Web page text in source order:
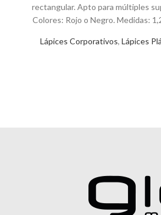
Lápices Corporativos, Lápices
rectangular. Apto para múltiples
Colores: Rojo o Negro. Medidas: